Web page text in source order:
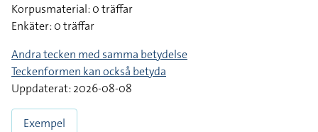
Korpusmaterial: 0 träffar
Enkäter: 0 träffar
Andra tecken med samma betydelse
Teckenformen kan också betyda
Uppdaterat: 2026-08-08
Exempel